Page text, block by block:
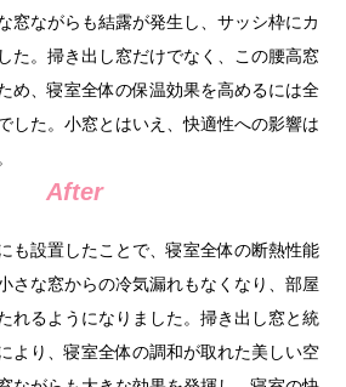
窓ながらも結露が発生し、サッシ枠にカ
た。掃き出し窓だけでなく、この腰高窓
め、寝室全体の保温効果を高めるには全
した。小窓とはいえ、快適性への影響は
After
も設置したことで、寝室全体の断熱性能
さな窓からの冷気漏れもなくなり、部屋
れるようになりました。掃き出し窓と統
より、寝室全体の調和が取れた美しい空